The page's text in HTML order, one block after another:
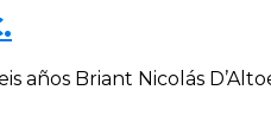
años Briant Nicolás